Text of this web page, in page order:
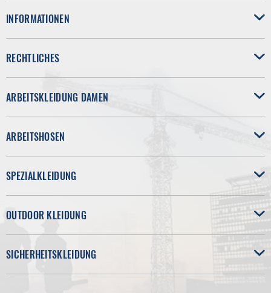
INFORMATIONEN
RECHTLICHES
ARBEITSKLEIDUNG DAMEN
ARBEITSHOSEN
SPEZIALKLEIDUNG
OUTDOOR KLEIDUNG
SICHERHEITSKLEIDUNG